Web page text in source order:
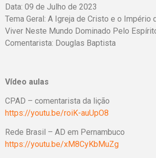
Data: 09 de Julho de 2023
Tema Geral: A Igreja de Cristo e o Império
Viver Neste Mundo Dominado Pelo
Comentarista: Douglas Baptista
Vídeo aulas
CPAD – comentarista da lição
https://youtu.be/roiK-auUpO8
Rede Brasil – AD em Pernambuco
https://youtu.be/xM8CyKbMuZg